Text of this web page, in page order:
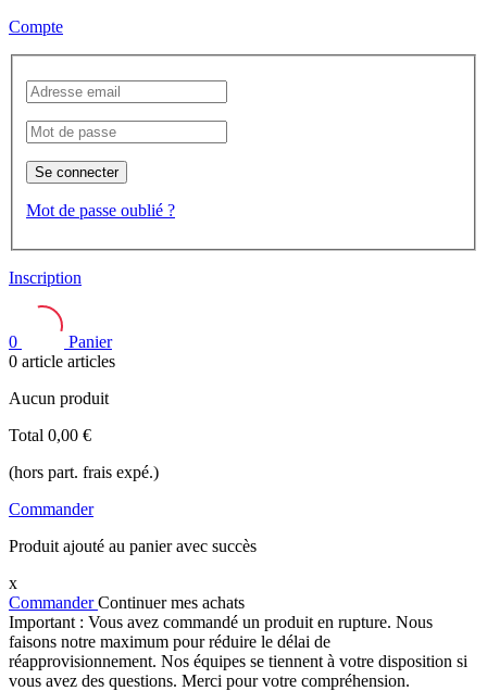
Compte
Se connecter
Mot de passe oublié ?
Inscription
0
Panier
0 article articles
Aucun produit
Total 0,00 €
(hors part. frais expé.)
Commander
Produit ajouté au panier avec succès
x
CommanderContinuer mes achats
Important : Vous avez commandé un produit en rupture. Nous
faisons notre maximum pour réduire le délai de
réapprovisionnement. Nos équipes se tiennent à votre disposition si
vous avez des questions. Merci pour votre compréhension.